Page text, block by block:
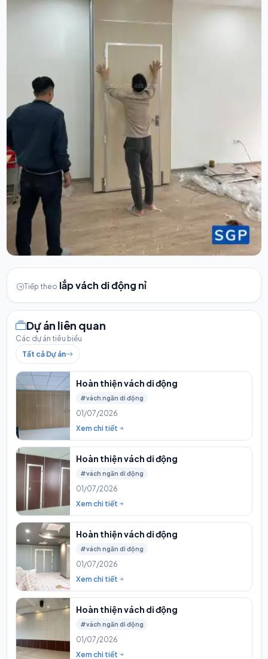
Tiếp theo lắp vách di động nỉ
Dự án liên quan
Các dự án tiêu biểu
Tất cả Dự án
Hoàn thiện vách di động
#vách ngăn di động
01/07/2026
Xem chi tiết
Hoàn thiện vách di động
#vách ngăn di động
01/07/2026
Xem chi tiết
Hoàn thiện vách di động
#vách ngăn di động
01/07/2026
Xem chi tiết
Hoàn thiện vách di động
#vách ngăn di động
01/07/2026
Xem chi tiết